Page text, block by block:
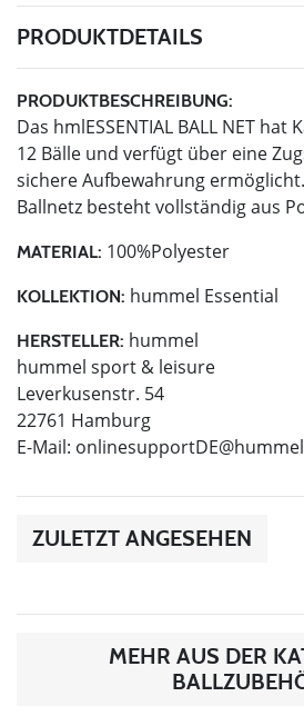
PRODUKTDETAILS
PRODUKTBESCHREIBUNG:
Das hmlESSENTIAL BALL NET hat
12 Bälle und verfügt über eine
sichere Aufbewahrung
Ballnetz besteht vollständig aus
MATERIAL: 100%Polyester
KOLLEKTION: hummel Essential
HERSTELLER: hummel
hummel sport & leisure
Leverkusenstr. 54
22761 Hamburg
E-Mail:
ZULETZT ANGESEHEN
MEHR AUS DER